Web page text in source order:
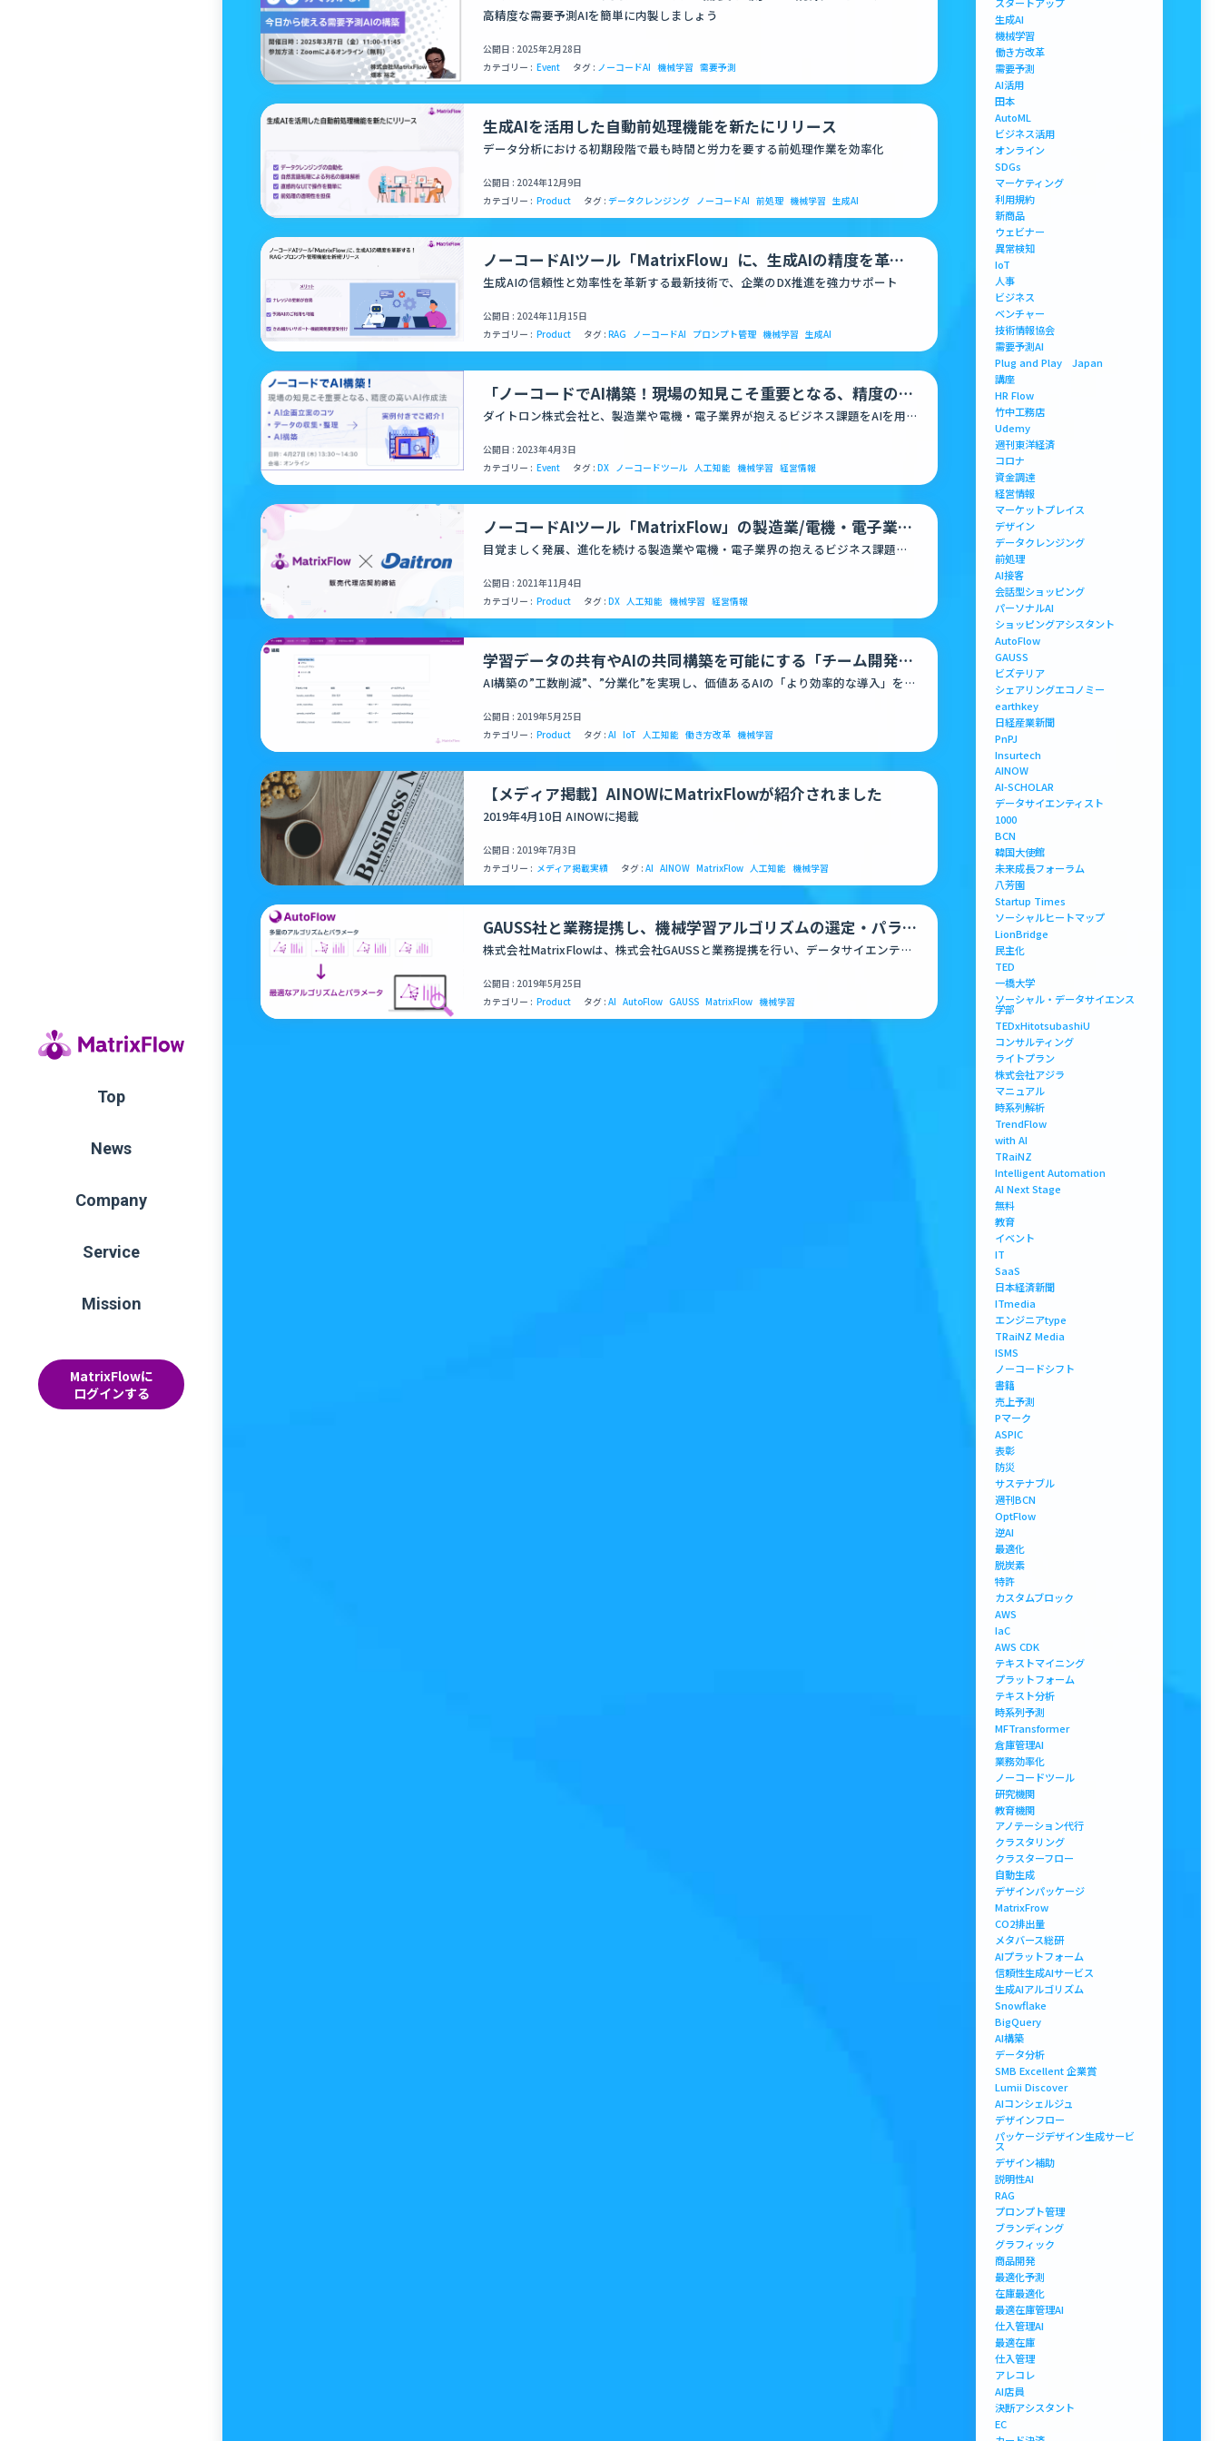
Top
News
Company
Service
Mission
MatrixFlowに
ログインする
催のお知らせ
高精度な需要予測AIを簡単に内製しましょう
公開日 : 2025年2月28日
カテゴリー : Event タグ : ノーコードAI 機械学習 需要予測
生成AIを活用した自動前処理機能を新たにリリース
データ分析における初期段階で最も時間と労力を要する前処理作業を効率化
公開日 : 2024年12月9日
カテゴリー : Product タグ :データクレンジング ノーコードAI 前処理 機械学習 生成AI
ノーコードAIツール「MatrixFlow」に、生成AIの精度を革新
する！RAG・プロンプト管理機能を新規リリース
生成AIの信頼性と効率性を革新する最新技術で、企業のDX推進を強力サポート
公開日 : 2024年11月15日
カテゴリー : Product タグ :RAG ノーコードAI プロンプト管理 機械学習 生成AI
「ノーコードでAI構築！現場の知見こそ重要となる、精度の高
いAI作成法」ウェビナーを開催
ダイトロン株式会社と、製造業や電機・電子業界が抱えるビジネス課題をAIを用い
公開日 : 2023年4月3日
カテゴリー : Event タグ :DX ノーコードツール 人工知能 機械学習 経営情報
ノーコードAIツール「MatrixFlow」の製造業/電機・電子業界
への普及を目的に技術商社ダイトロン株式会社と販売代理…
目覚ましく発展、進化を続ける製造業や電機・電子業界の抱えるビジネス課題
公開日 : 2021年11月4日
カテゴリー : Product タグ :DX 人工知能 機械学習 経営情報
学習データの共有やAIの共同構築を可能にする「チーム開発機
能」をリリース
AI構築の”工数削減”、”分業化”を実現し、価値あるAIの「より効率的な導入」を推
公開日 : 2019年5月25日
カテゴリー : Product タグ :AI IoT 人工知能 働き方改革 機械学習
【メディア掲載】AINOWにMatrixFlowが紹介されました
2019年4月10日 AINOWに掲載
公開日 : 2019年7月3日
カテゴリー : メディア掲載実績 タグ :AI AINOW MatrixFlow 人工知能 機械学習
GAUSS社と業務提携し、機械学習アルゴリズムの選定・パラメ
ータチューニングを自動化するサービス「AutoFlow」を提…
株式会社MatrixFlowは、株式会社GAUSSと業務提携を行い、データサイエンティ
を…
公開日 : 2019年5月25日
カテゴリー : Product タグ :AI AutoFlow GAUSS MatrixFlow 機械学習
スタートアップ
生成AI
機械学習
働き方改革
需要予測
AI活用
田本
AutoML
ビジネス活用
オンライン
SDGs
マーケティング
利用規約
新商品
ウェビナー
異常検知
IoT
人事
ビジネス
ベンチャー
技術情報協会
需要予測AI
Plug and Play Japan
講座
HR Flow
竹中工務店
Udemy
週刊東洋経済
コロナ
資金調達
経営情報
マーケットプレイス
デザイン
データクレンジング
前処理
AI接客
会話型ショッピング
パーソナルAI
ショッピングアシスタント
AutoFlow
GAUSS
ビズテリア
シェアリングエコノミー
earthkey
日経産業新聞
PnPJ
Insurtech
AINOW
AI-SCHOLAR
データサイエンティスト
1000
BCN
韓国大使館
未来成長フォーラム
八芳園
Startup Times
ソーシャルヒートマップ
LionBridge
民主化
TED
一橋大学
ソーシャル・データサイエンス
学部
TEDxHitotsubashiU
コンサルティング
ライトプラン
株式会社アジラ
マニュアル
時系列解析
TrendFlow
with AI
TRaiNZ
Intelligent Automation
AI Next Stage
無料
教育
イベント
IT
SaaS
日本経済新聞
ITmedia
エンジニアtype
TRaiNZ Media
ISMS
ノーコードシフト
書籍
売上予測
Pマーク
ASPIC
表彰
防災
サステナブル
週刊BCN
OptFlow
逆AI
最適化
脱炭素
特許
カスタムブロック
AWS
IaC
AWS CDK
テキストマイニング
プラットフォーム
テキスト分析
時系列予測
MFTransformer
倉庫管理AI
業務効率化
ノーコードツール
研究機関
教育機関
アノテーション代行
クラスタリング
クラスターフロー
自動生成
デザインパッケージ
MatrixFrow
CO2排出量
メタバース総研
AIプラットフォーム
信頼性生成AIサービス
生成AIアルゴリズム
Snowflake
BigQuery
AI構築
データ分析
SMB Excellent 企業賞
Lumii Discover
AIコンシェルジュ
デザインフロー
パッケージデザイン生成サービ
ス
デザイン補助
説明性AI
RAG
プロンプト管理
ブランディング
グラフィック
商品開発
最適化予測
在庫最適化
最適在庫管理AI
仕入管理AI
最適在庫
仕入管理
アレコレ
AI店員
決断アシスタント
EC